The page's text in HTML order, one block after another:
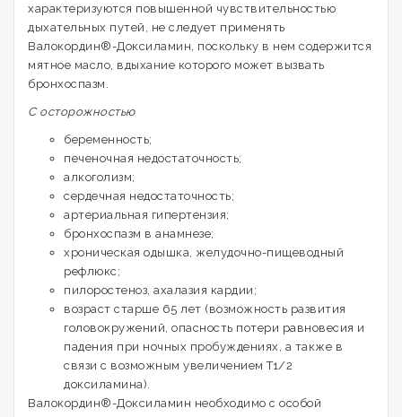
характеризуются повышенной чувствительностью
дыхательных путей, не следует применять
Валокордин®-Доксиламин, поскольку в нем содержится
мятное масло, вдыхание которого может вызвать
бронхоспазм.
С осторожностью
беременность;
печеночная недостаточность;
алкоголизм;
сердечная недостаточность;
артериальная гипертензия;
бронхоспазм в анамнезе;
хроническая одышка, желудочно-пищеводный
рефлюкс;
пилоростеноз, ахалазия кардии;
возраст старше 65 лет (возможность развития
головокружений, опасность потери равновесия и
падения при ночных пробуждениях, а также в
связи с возможным увеличением T1/2
доксиламина).
Валокордин®-Доксиламин необходимо с особой